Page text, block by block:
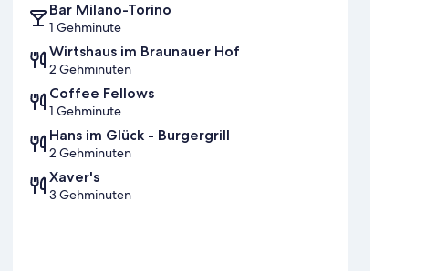
Bar Milano-Torino
1 Gehminute
Wirtshaus im Braunauer Hof
2 Gehminuten
Coffee Fellows
1 Gehminute
Hans im Glück - Burgergrill
2 Gehminuten
Xaver's
3 Gehminuten